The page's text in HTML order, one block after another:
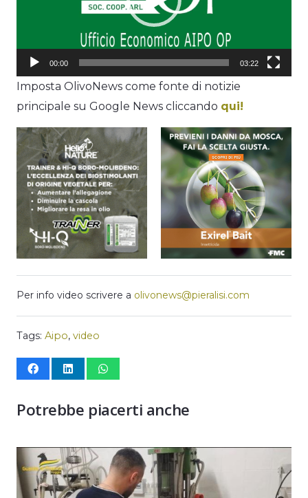
00:00 03:22
Imposta OlivoNews come fonte di notizie
principale su Google News cliccando qui!
Per info video scrivere a olivonews@pieralisi.com
Tags: Aipo, video
Potrebbe piacerti anche